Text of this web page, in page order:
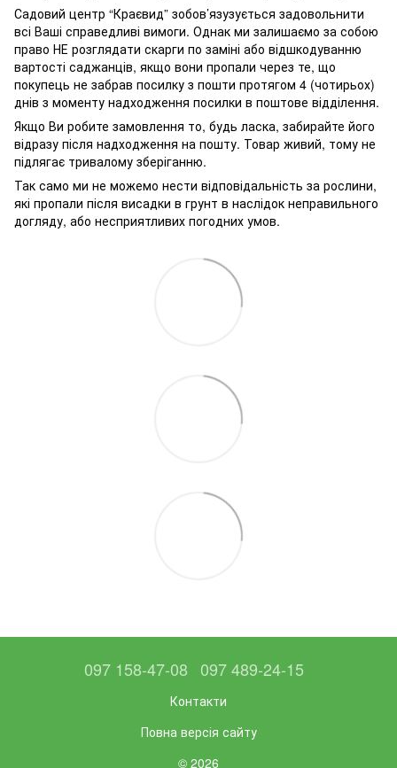
Садовий центр “Краєвид” зобов’язузується задовольнити
всі Ваші справедливі вимоги. Однак ми залишаємо за собою
право НЕ розглядати скарги по заміні або відшкодуванню
вартості саджанців, якщо вони пропали через те, що
покупець не забрав посилку з пошти протягом 4 (чотирьох)
днів з моменту надходження посилки в поштове відділення.
Якщо Ви робите замовлення то, будь ласка, забирайте його
відразу після надходження на пошту. Товар живий, тому не
підлягає тривалому зберіганню.
Так само ми не можемо нести відповідальність за рослини,
які пропали після висадки в грунт в наслідок неправильного
догляду, або несприятливих погодних умов.
097 158-47-08 097 489-24-15
Контакти
Повна версія сайту
© 2026